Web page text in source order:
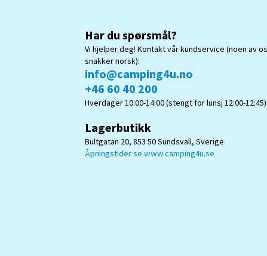
Har du spørsmål?
Vi hjelper deg! Kontakt vår kundservice (noen av
snakker norsk):
info@camping4u.no
+46 60 40 200
Hverdager 10:00-14:00 (stengt for lunsj 12:00-12:45)
Lagerbutikk
Bultgatan 20, 853 50 Sundsvall, Sverige
Åpningstider se www.camping4u.se